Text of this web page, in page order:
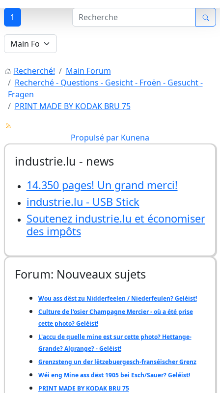
1
Recherché!
Main Forum
Recherché - Questions - Gesicht - Froën - Gesucht -
Fragen
PRINT MADE BY KODAK BRU 75
Propulsé par Kunena
industrie.lu - news
14.350 pages! Un grand merci!
industrie.lu - USB Stick
Soutenez industrie.lu et économiser
des impôts
Forum: Nouveaux sujets
Wou ass dëst zu Nidderfeelen / Niederfeulen? Geléist!
Culture de l'osier Champagne Mercier - où a été prise
cette photo? Geléist!
L'accu de quelle mine est sur cette photo? Hettange-
Grande? Algrange? - Geléist!
Grenzsteng un der lëtzebuergesch-franséischer Grenz
Wéi eng Mine ass dëst 1905 bei Esch/Sauer? Geléist!
PRINT MADE BY KODAK BRU 75